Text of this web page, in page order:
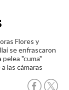
Flores y
se enfrascaron
pelea "cuma"
las cámaras